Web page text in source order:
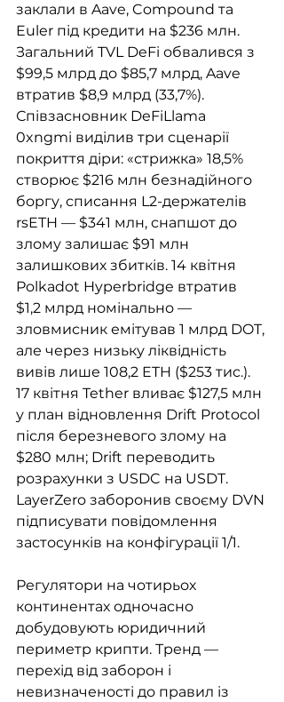
заклали в Aave, Compound та
Euler під кредити на $236 млн.
Загальний TVL DeFi обвалився з
$99,5 млрд до $85,7 млрд, Aave
втратив $8,9 млрд (33,7%).
Співзасновник DeFiLlama
0xngmi виділив три сценарії
покриття діри: «стрижка» 18,5%
створює $216 млн безнадійного
боргу, списання L2-держателів
rsETH — $341 млн, снапшот до
злому залишає $91 млн
залишкових збитків. 14 квітня
Polkadot Hyperbridge втратив
$1,2 млрд номінально —
зловмисник емітував 1 млрд DOT,
але через низьку ліквідність
вивів лише 108,2 ETH ($253 тис.).
17 квітня Tether вливає $127,5 млн
у план відновлення Drift Protocol
після березневого злому на
$280 млн; Drift переводить
розрахунки з USDC на USDT.
LayerZero заборонив своєму DVN
підписувати повідомлення
застосунків на конфігурації 1/1.
Регулятори на чотирьох
континентах одночасно
добудовують юридичний
периметр крипти. Тренд —
перехід від заборон і
невизначеності до правил із